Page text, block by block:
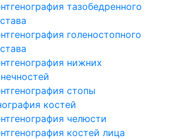
тазобедренного
голеностопного
нижних
стопы
костей
челюсти
костей лица